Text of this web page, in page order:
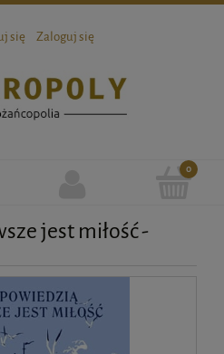
się Zaloguj się
jest miłość -